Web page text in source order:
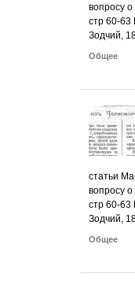
вопросу
стр 60-63
Зодчий,
Общее
статьи
вопросу
стр 60-63
Зодчий,
Общее